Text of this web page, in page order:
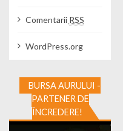
Comentarii RSS
WordPress.org
BURSA AURULUI -
PARTENER DE
ÎNCREDERE!